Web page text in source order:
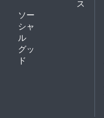
ス
ソー
シャ
ル
グッ
ド